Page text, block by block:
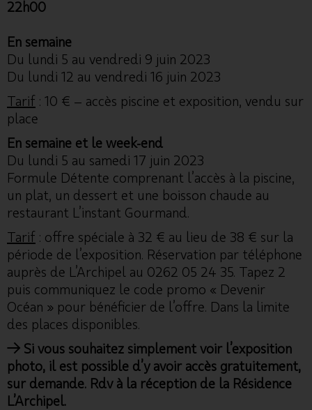
22h00
En semaine
Du lundi 5 au vendredi 9 juin 2023
Du lundi 12 au vendredi 16 juin 2023
Tarif : 10 € – accès piscine et exposition, vendu sur
place
En semaine et le week-end
Du lundi 5 au samedi 17 juin 2023
Formule Détente comprenant l’accès à la piscine,
un plat, un dessert et une boisson chaude au
restaurant L’instant Gourmand.
Tarif : offre spéciale à 32 € au lieu de 38 € sur la
période de l’exposition. Réservation par téléphone
auprès de L’Archipel au 0262 05 24 35. Tapez 2
puis communiquez le code promo « Devenir
Océan » pour bénéficier de l’offre. Dans la limite
des places disponibles.
→ Si vous souhaitez simplement voir l’exposition
photo, il est possible d’y avoir accès gratuitement,
sur demande. Rdv à la réception de la Résidence
L’Archipel.